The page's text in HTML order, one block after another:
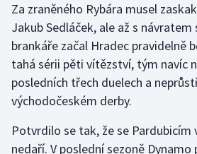
Lyže a snowboard
Moderní pětiboj
Motorsport
Za zraněného Rybára musel
Jakub Sedláček, ale až s návratem
brankáře začal Hradec pravidelně
tahá sérii pěti vítězství, tým navíc
posledních třech duelech a
východočeském derby.
Potvrdilo se tak, že se Pardubicím
nedaří. V poslední sezoně Dynamo